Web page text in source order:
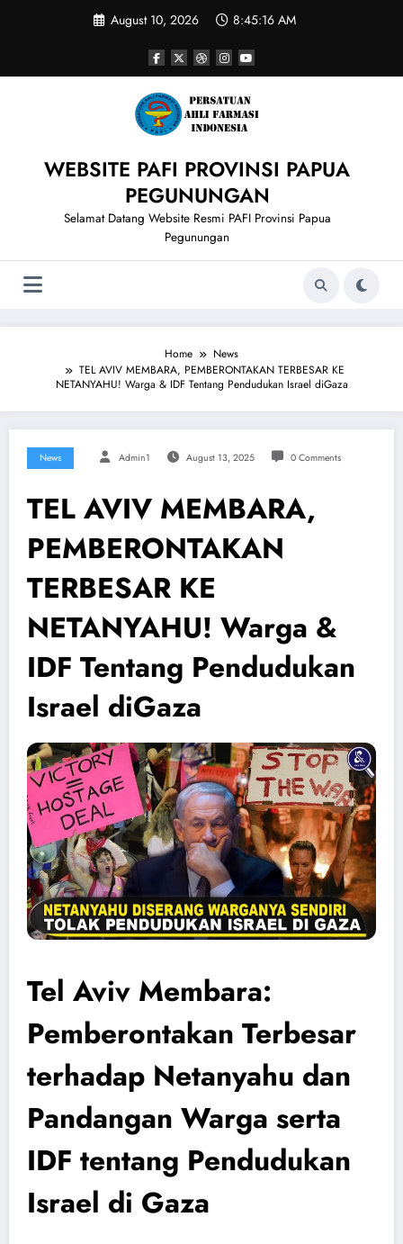
August 10, 2026 8:45:16 AM
WEBSITE PAFI PROVINSI PAPUA
PEGUNUNGAN
Selamat Datang Website Resmi PAFI Provinsi Papua
Pegunungan
Home
News
TEL AVIV MEMBARA, PEMBERONTAKAN TERBESAR KE
NETANYAHU! Warga & IDF Tentang Pendudukan Israel diGaza
News Admin1 August 13, 2025 0 Comments
TEL AVIV MEMBARA,
PEMBERONTAKAN
TERBESAR KE
NETANYAHU! Warga &
IDF Tentang Pendudukan
Israel diGaza
Tel Aviv Membara:
Pemberontakan Terbesar
terhadap Netanyahu dan
Pandangan Warga serta
IDF tentang Pendudukan
Israel di Gaza